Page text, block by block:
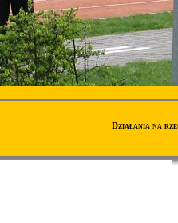
Działania na